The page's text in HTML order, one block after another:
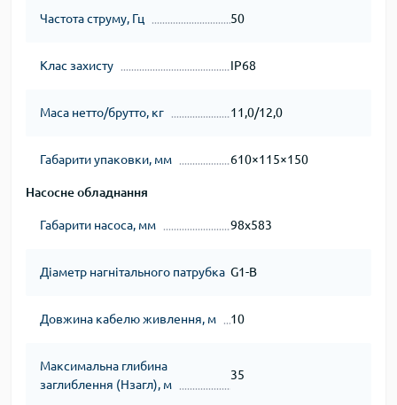
Частота струму, Гц 50
Клас захисту IP68
Маса нетто/брутто, кг 11,0/12,0
Габарити упаковки, мм 610×115×150
Насосне обладнання
Габарити насоса, мм 98x583
Діаметр нагнітального патрубка G1-B
Довжина кабелю живлення, м 10
Максимальна глибина
заглиблення (Нзагл), м
35